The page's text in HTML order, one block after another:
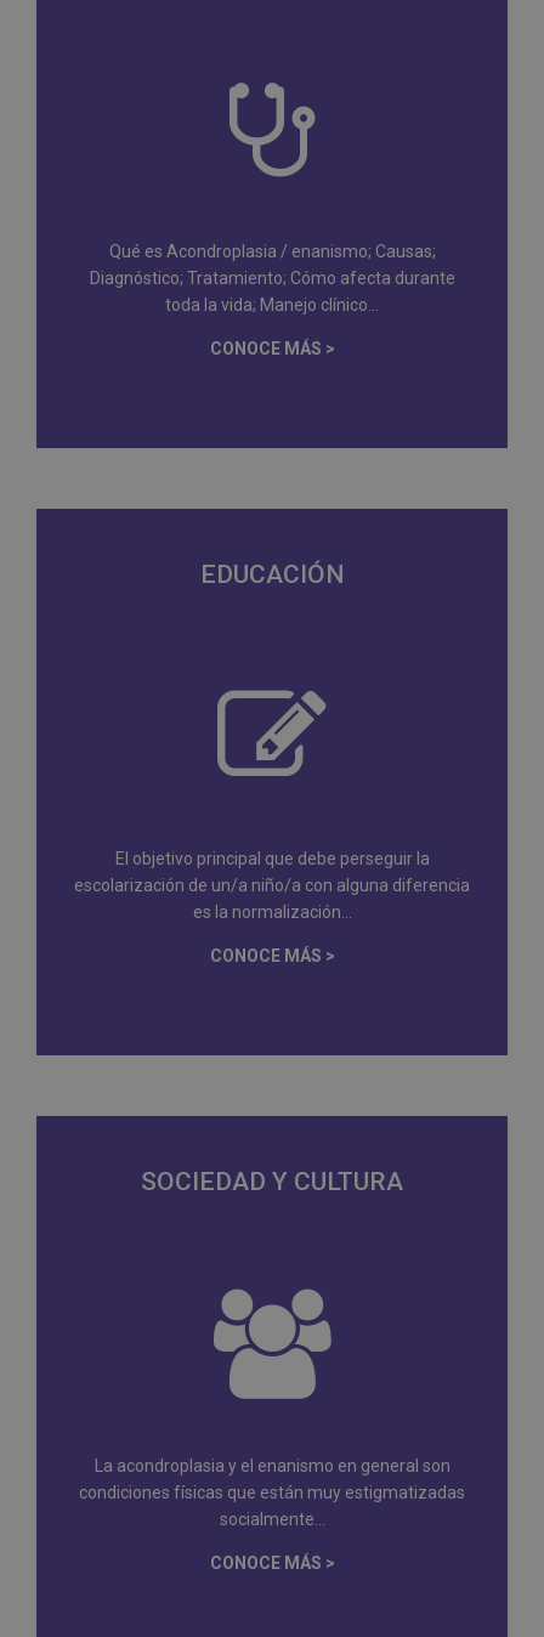
Qué es Acondroplasia / enanismo; Causas;
Diagnóstico; Tratamiento; Cómo afecta durante
toda la vida; Manejo clínico...
CONOCE MÁS >
EDUCACIÓN
El objetivo principal que debe perseguir la
escolarización de un/a niño/a con alguna diferencia
es la normalización...
CONOCE MÁS >
SOCIEDAD Y CULTURA
La acondroplasia y el enanismo en general son
condiciones físicas que están muy estigmatizadas
socialmente...
CONOCE MÁS >